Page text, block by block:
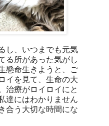
し、いつまでも元気
る所があった気がし
懸命生きようと、ご
イを見て、生命の大
治療がロイロイにと
達にはわかりません
合う大切な時間にな